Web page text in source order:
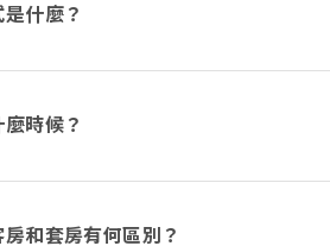
什麼？
時候？
和套房有何區別？